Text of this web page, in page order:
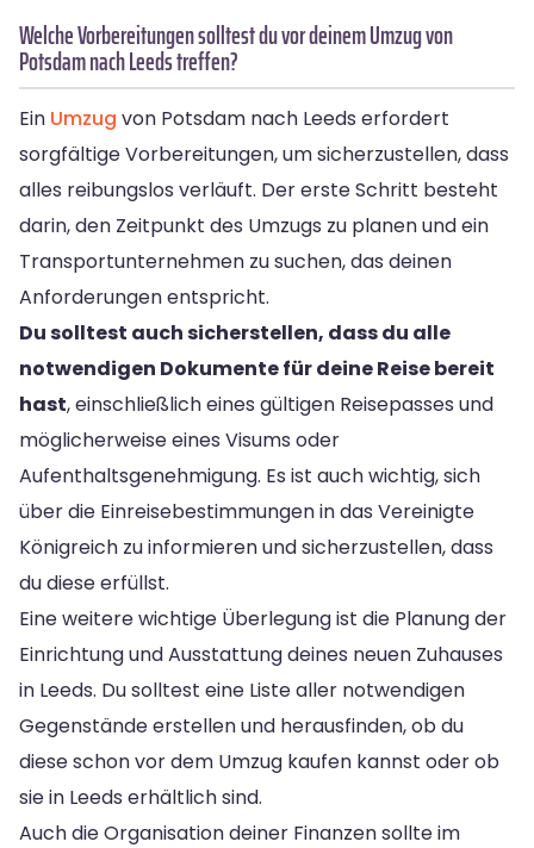
Welche Vorbereitungen solltest du vor deinem Umzug von
Potsdam nach Leeds treffen?
Ein Umzug von Potsdam nach Leeds erfordert
sorgfältige Vorbereitungen, um sicherzustellen, dass
alles reibungslos verläuft. Der erste Schritt besteht
darin, den Zeitpunkt des Umzugs zu planen und ein
Transportunternehmen zu suchen, das deinen
Anforderungen entspricht.
Du solltest auch sicherstellen, dass du alle
notwendigen Dokumente für deine Reise bereit
hast, einschließlich eines gültigen Reisepasses und
möglicherweise eines Visums oder
Aufenthaltsgenehmigung. Es ist auch wichtig, sich
über die Einreisebestimmungen in das Vereinigte
Königreich zu informieren und sicherzustellen, dass
du diese erfüllst.
Eine weitere wichtige Überlegung ist die Planung der
Einrichtung und Ausstattung deines neuen Zuhauses
in Leeds. Du solltest eine Liste aller notwendigen
Gegenstände erstellen und herausfinden, ob du
diese schon vor dem Umzug kaufen kannst oder ob
sie in Leeds erhältlich sind.
Auch die Organisation deiner Finanzen sollte im